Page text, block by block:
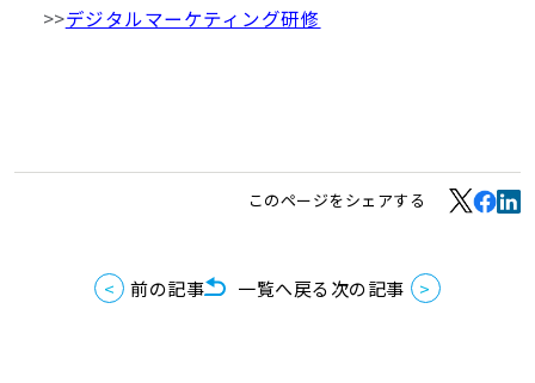
>>デジタルマーケティング研修
このページをシェアする
前の記事 一覧へ戻る次の記事